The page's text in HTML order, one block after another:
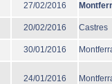
27/02/2016
20/02/2016 Castres
30/01/2016
24/01/2016